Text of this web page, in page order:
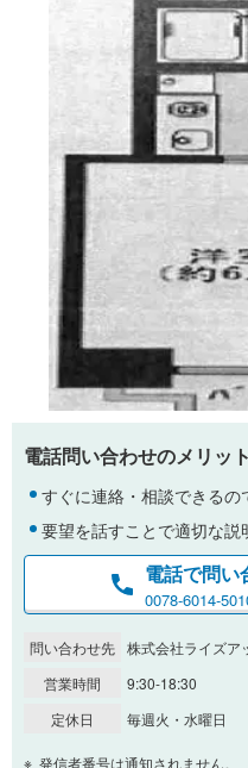
電話問い合わせのメリット
すぐに連絡・相談できるの
要望を話すことで適切な説
電話で問い
0078-6014-
問い合わせ先 株式会社ライズア
営業時間
9:30-18:30
定休日
毎週火・水曜日
発信者番号は通知されません。